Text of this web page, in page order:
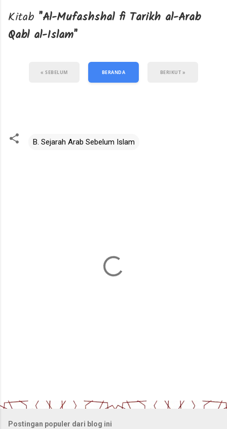
Kitab "Al-Mufashshal fi Tarikh al-Arab
Qabl al-Islam"
« SEBELUM BERANDA BERIKUT »
B. Sejarah Arab Sebelum Islam
Postingan populer dari blog ini